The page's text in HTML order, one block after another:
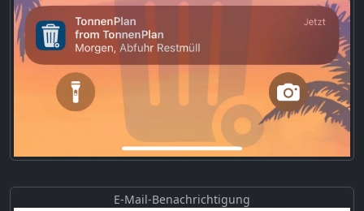
E-Mail-Benachrichtigung